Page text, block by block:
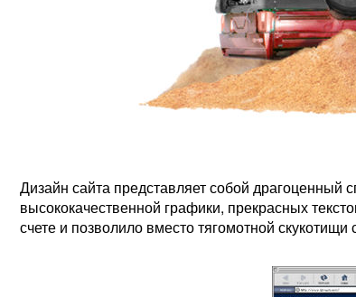
Дизайн сайта представляет собой драгоценный
высококачественной графики, прекрасных
счете и позволило вместо тягомотной